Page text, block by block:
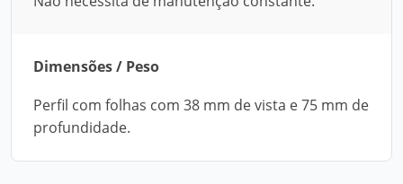
Dimensões / Peso
Perfil com folhas com 38 mm de vista e 75 mm de
profundidade.